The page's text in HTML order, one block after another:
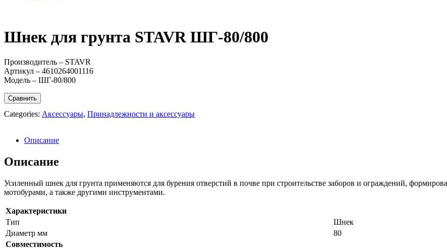
Шнек для грунта STAVR ШГ-80/800
Производитель – STAVR
Артикул – 4610264001116
Модель – ШГ-80/800
Сравнить
Categories: Аксессуары, Принадлежности и аксессуары
Описание
Описание
Усиленный шнек для грунта применяются для бурения отверстий в почве при строительстве заборов и ограждений,
мотобурами, а также другими инструментами.
Характеристики
Тип
Шнек
Диаметр мм
80
Совместимость